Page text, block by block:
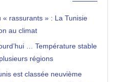
« rassurants » : La Tunisie
au climat
… Température stable
régions
est classée neuvième